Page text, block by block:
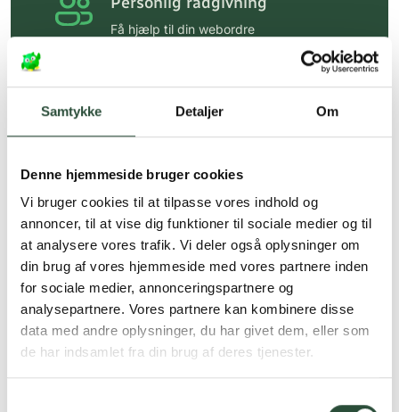
Samtykke Detaljer Om
Denne hjemmeside bruger cookies
Vi bruger cookies til at tilpasse vores indhold og
annoncer, til at vise dig funktioner til sociale medier og til
at analysere vores trafik. Vi deler også oplysninger om
din brug af vores hjemmeside med vores partnere inden
for sociale medier, annonceringspartnere og
analysepartnere. Vores partnere kan kombinere disse
data med andre oplysninger, du har givet dem, eller som
de har indsamlet fra din brug af deres tjenester.
Få hjælp til din webordre
Hurtig levering (30 min. i Kbh)
Hurtigt leveringen via GLS, og DAO
*Gælder ikke ernæringsprodukter.
Stort udvalg af kendte
produkter
Vi tilbyder et stort udvalg af kendte
cremer, vitaminer og andre spændende
produkter – altid til fast lav pris.
Læs mere om Uglecare.dk her